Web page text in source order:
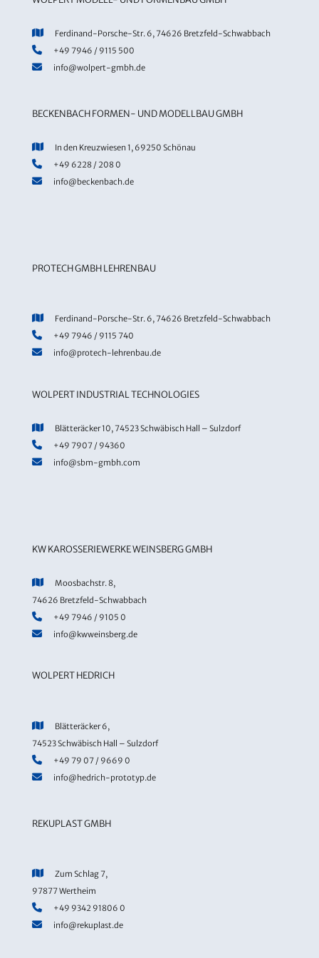
Ferdinand-Porsche-Str. 6, 74626 Bretzfeld-Schwabbach
+49 7946 / 9115 500
info@wolpert-gmbh.de
BECKENBACH FORMEN- UND MODELLBAU GMBH
In den Kreuzwiesen 1, 69250 Schönau
+49 6228 / 208 0
info@beckenbach.de
PROTECH GMBH LEHRENBAU
Ferdinand-Porsche-Str. 6, 74626 Bretzfeld-Schwabbach
+49 7946 / 9115 740
info@protech-lehrenbau.de
WOLPERT INDUSTRIAL TECHNOLOGIES
Blätteräcker 10, 74523 Schwäbisch Hall – Sulzdorf
+49 7907 / 94360
info@sbm-gmbh.com
KW KAROSSERIEWERKE WEINSBERG GMBH
Moosbachstr. 8,
74626 Bretzfeld-Schwabbach
+49 7946 / 9105 0
info@kwweinsberg.de
WOLPERT HEDRICH
Blätteräcker 6,
74523 Schwäbisch Hall – Sulzdorf
+49 79 07 / 9669 0
info@hedrich-prototyp.de
REKUPLAST GMBH
Zum Schlag 7,
97877 Wertheim
+49 9342 91806 0
info@rekuplast.de